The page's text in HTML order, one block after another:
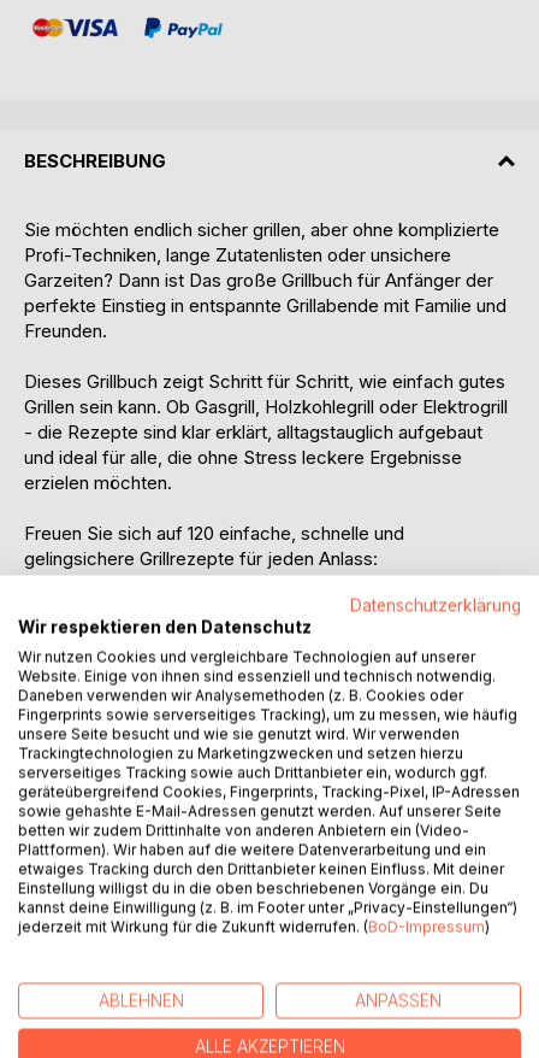
BESCHREIBUNG
Sie möchten endlich sicher grillen, aber ohne komplizierte
Profi-Techniken, lange Zutatenlisten oder unsichere
Garzeiten? Dann ist Das große Grillbuch für Anfänger der
perfekte Einstieg in entspannte Grillabende mit Familie und
Freunden.
Dieses Grillbuch zeigt Schritt für Schritt, wie einfach gutes
Grillen sein kann. Ob Gasgrill, Holzkohlegrill oder Elektrogrill
- die Rezepte sind klar erklärt, alltagstauglich aufgebaut
und ideal für alle, die ohne Stress leckere Ergebnisse
erzielen möchten.
Freuen Sie sich auf 120 einfache, schnelle und
gelingsichere Grillrezepte für jeden Anlass:
zartes Geflügel und einfache Hähnchengerichte
frischen Fisch und leichte Meeresfrüchte
vegetarische Grillideen mit Gemüse und Grillkäse
Burger, Sandwiches und Grillbrote
bunte Spieße und Gerichte zum Teilen
einfache Beilagen und sommerliche Salate
Dips, Saucen und Grundmarinaden für mehr Geschmack
Jedes Rezept ist besonders anfängerfreundlich aufgebaut:
mit übersichtlichen Zutaten, kurzen Schritt-für-Schritt-
Anleitungen, Zubereitungszeit, Grillzeit, Portionen,
praktischen Tipps, einfachen Erklärungen und Hinweisen
zur Fehlervermeidung. So wissen Sie genau, welche Hitze
erkennen, dass Ihr Grillgut fertig ist.
Dieses Buch ist ideal für alle, die:
Datenschutzerklärung
Wir respektieren den Datenschutz
Wir nutzen Cookies und vergleichbare Technologien auf unserer
Website. Einige von ihnen sind essenziell und technisch notwendig.
Daneben verwenden wir Analysemethoden (z. B. Cookies oder
Fingerprints sowie serverseitiges Tracking), um zu messen, wie häufig
unsere Seite besucht und wie sie genutzt wird. Wir verwenden
Trackingtechnologien zu Marketingzwecken und setzen hierzu
serverseitiges Tracking sowie auch Drittanbieter ein, wodurch ggf.
geräteübergreifend Cookies, Fingerprints, Tracking-Pixel, IP-Adressen
sowie gehashte E-Mail-Adressen genutzt werden. Auf unserer Seite
betten wir zudem Drittinhalte von anderen Anbietern ein (Video-
Plattformen). Wir haben auf die weitere Datenverarbeitung und ein
etwaiges Tracking durch den Drittanbieter keinen Einfluss. Mit deiner
Einstellung willigst du in die oben beschriebenen Vorgänge ein. Du
kannst deine Einwilligung (z. B. im Footer unter „Privacy-Einstellungen“)
jederzeit mit Wirkung für die Zukunft widerrufen. (BoD-Impressum)
ABLEHNEN ANPASSEN
ALLE AKZEPTIEREN